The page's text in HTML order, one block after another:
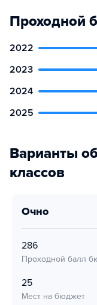
Проходной
2022
2023
2024
2025
Варианты
классов
очно
286
Проходной балл
25
Мест на бюджет